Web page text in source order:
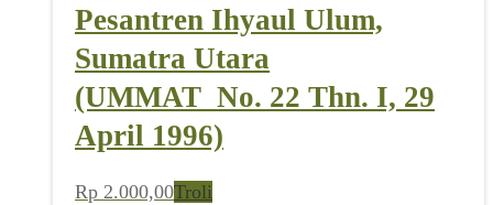
Pesantren Ihyaul Ulum,
Sumatra Utara
(UMMAT_No. 22 Thn. I, 29
April 1996)
Rp 2.000,00Troli